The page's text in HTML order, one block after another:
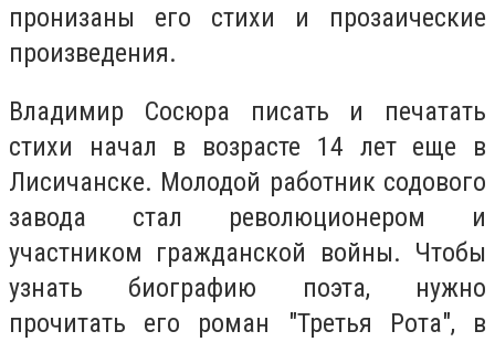
пронизаны его стихи и прозаические
произведения.
Владимир Сосюра писать и печатать
стихи начал в возрасте 14 лет еще в
Лисичанске. Молодой работник содового
завода стал революционером и
участником гражданской войны. Чтобы
узнать биографию поэта, нужно
прочитать его роман "Третья Рота", в